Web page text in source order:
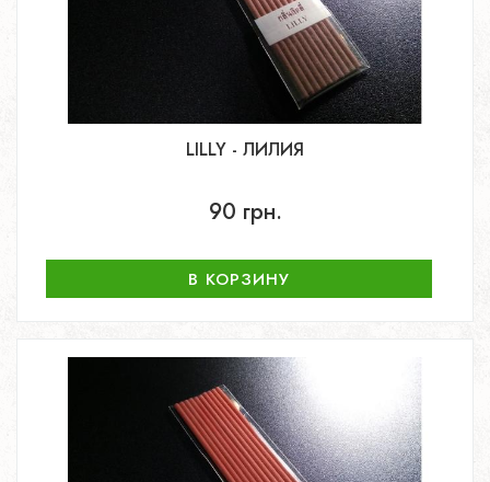
LILLY - ЛИЛИЯ
90 грн.
В КОРЗИНУ